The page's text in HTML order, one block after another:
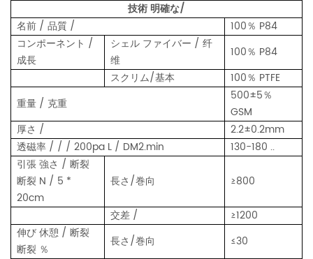
技術 明確な/
名前 / 品質 /
100％ P84
コンポーネント /
成長
シェル ファイバー / 纤
维
100％ P84
スクリム/基本
100％ PTFE
重量 / 克重
500±5％
GSM
厚さ /
2.2±0.2mm
透磁率 / / / 200pa L / DM2.min
130-180 ..
引張 強さ / 断裂
断裂 N / 5 *
20cm
長さ/巻向 ≥800
交差 /
≥1200
伸び 休憩 / 断裂
断裂 ％
長さ/巻向
≤30